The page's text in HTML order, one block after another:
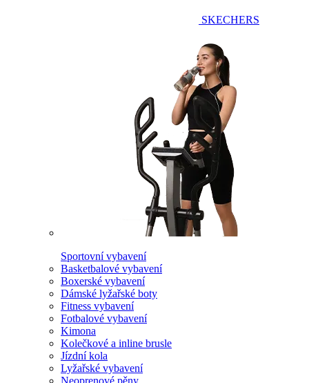
SKECHERS
Sportovní vybavení
Basketbalové vybavení
Boxerské vybavení
Dámské lyžařské boty
Fitness vybavení
Fotbalové vybavení
Kimona
Kolečkové a inline brusle
Jízdní kola
Lyžařské vybavení
Neoprenové pěny